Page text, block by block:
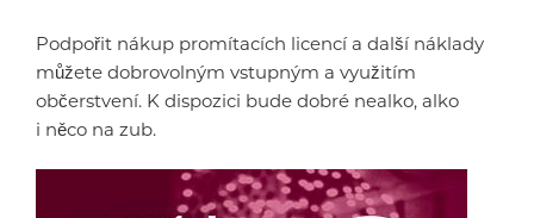
Podpořit nákup promítacích licencí a další náklady
můžete dobrovolným vstupným a využitím
občerstvení. K dispozici bude dobré nealko, alko
i něco na zub.